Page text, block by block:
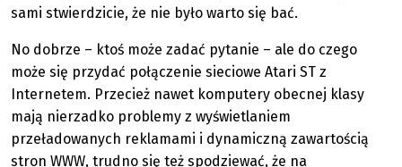
sami stwierdzicie, że nie było warto się bać.
No dobrze – ktoś może zadać pytanie – ale do czego
może się przydać połączenie sieciowe Atari ST z
Internetem. Przecież nawet komputery obecnej klasy
mają nierzadko problemy z wyświetlaniem
przeładowanych reklamami i dynamiczną zawartością
stron WWW, trudno się też spodziewać, że na